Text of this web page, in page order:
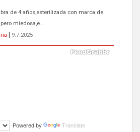
GATA TEROR GRAN CANARIA
llevar a Los Gatos callejeros de la zona los
Powered by Translate